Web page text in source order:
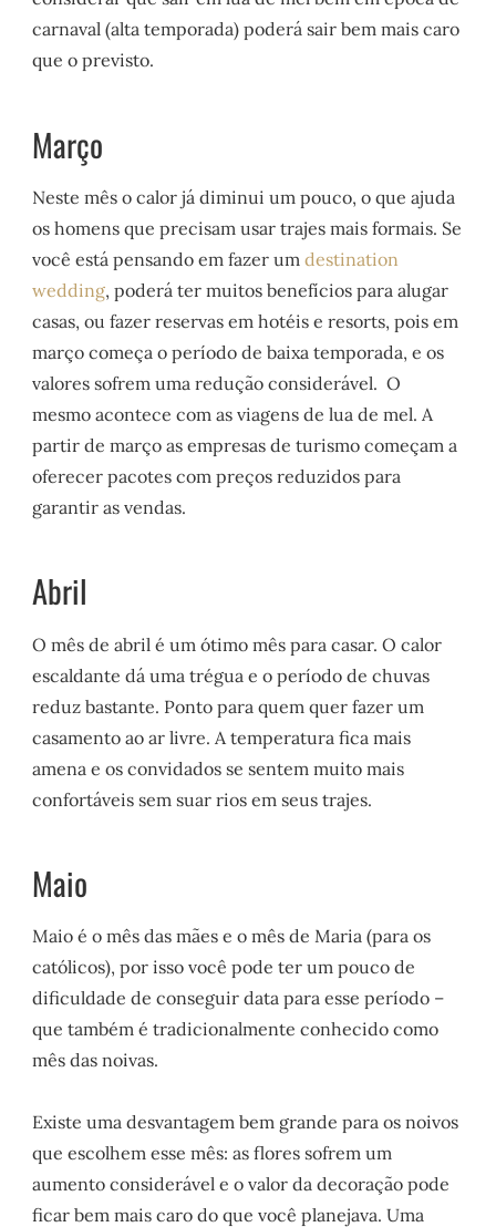
carnaval (alta temporada) poderá sair bem mais caro
que o previsto.
Março
Neste mês o calor já diminui um pouco, o que ajuda
os homens que precisam usar trajes mais formais. Se
você está pensando em fazer umdestination
wedding, poderá ter muitos benefícios para alugar
casas, ou fazer reservas em hotéis e resorts, pois em
março começa o período de baixa temporada, e os
valores sofrem uma redução considerável. O
mesmo acontece com as viagens de lua de mel. A
partir de março as empresas de turismo começam a
oferecer pacotes com preços reduzidos para
garantir as vendas.
Abril
O mês de abril é um ótimo mês para casar. O calor
escaldante dá uma trégua e o período de chuvas
reduz bastante. Ponto para quem quer fazer um
casamento ao ar livre. A temperatura fica mais
amena e os convidados se sentem muito mais
confortáveis sem suar rios em seus trajes.
Maio
Maio é o mês das mães e o mês de Maria (para os
católicos), por isso você pode ter um pouco de
dificuldade de conseguir data para esse período –
que também é tradicionalmente conhecido como
mês das noivas.
Existe uma desvantagem bem grande para os noivos
que escolhem esse mês: as flores sofrem um
aumento considerável e o valor da decoração pode
ficar bem mais caro do que você planejava. Uma